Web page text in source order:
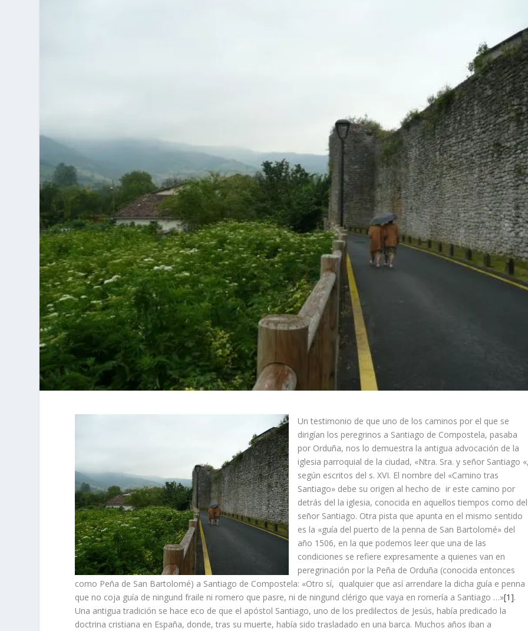
Un testimonio de que uno de los caminos por el que se
dirigí­an los peregrinos a Santiago de Compostela, pasaba
por Orduña, nos lo demuestra la antigua advocación de la
iglesia parroquial de la ciudad, «Ntra. Sra. y señor Santiago
según escritos del s. XVI. El nombre del «Camino tras
Santiago» debe su origen al hecho de ir este camino por
detrás del la iglesia, conocida en aquellos tiempos como del
señor Santiago. Otra pista que apunta en el mismo sentido
es la «guí­a del puerto de la penna de San Bartolomé» del
año 1506, en la que podemos leer que una de las
condiciones se refiere expresamente a quienes van en
peregrinación por la Peña de Orduña (conocida entonces
como Peña de San Bartolomé) a Santiago de Compostela: «Otro sí­, qualquier que así­ arrendare la dicha guí­a e penna
que no coja guí­a de ningund fraile ni romero que pasre, ni de ningund clérigo que vaya en romerí­a a Santiago …»[1].
Una antigua tradición se hace eco de que el apóstol Santiago, uno de los predilectos de Jesús, habí­a predicado la
doctrina cris­tiana en España, donde, tras su muerte, habí­a sido trasladado en una barca. Muchos años iban a